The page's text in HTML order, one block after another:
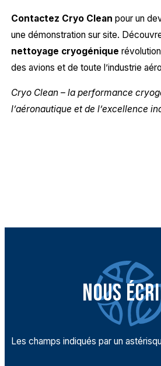
Contactez Cryo Clean pour un
une démonstration sur site.
nettoyage cryogénique
des avions et de toute l’industrie
Cryo Clean – la performance
l’aéronautique et de l’excellence
NOUS
Les champs indiqués par un